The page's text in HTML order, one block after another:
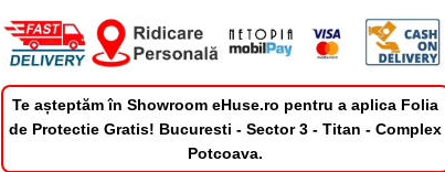
Te așteptăm în Showroom eHuse.ro pentru a aplica Folia
de Protectie Gratis! Bucuresti - Sector 3 - Titan - Complex
Potcoava.